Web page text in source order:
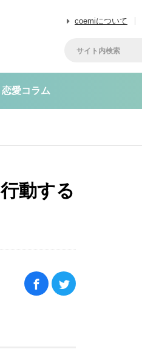
coemiについて
恋愛コラム
動する